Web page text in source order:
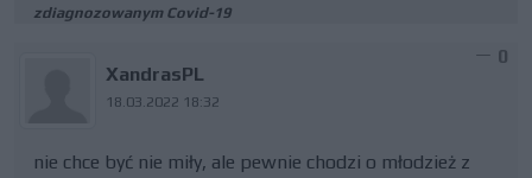
zdiagnozowanym Covid-19
XandrasPL
18.03.2022 18:32
0
nie chce być nie miły, ale pewnie chodzi o młodzież z